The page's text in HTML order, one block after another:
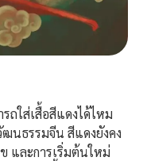
ใส่เสื้อสีแดงได้ไหม
ฒนธรรมจีน สีแดงยังคง
และการเริ่มต้นใหม่